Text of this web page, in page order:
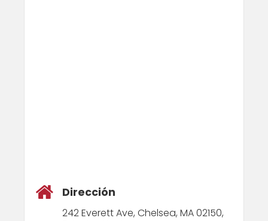
Dirección
242 Everett Ave, Chelsea, MA 02150,